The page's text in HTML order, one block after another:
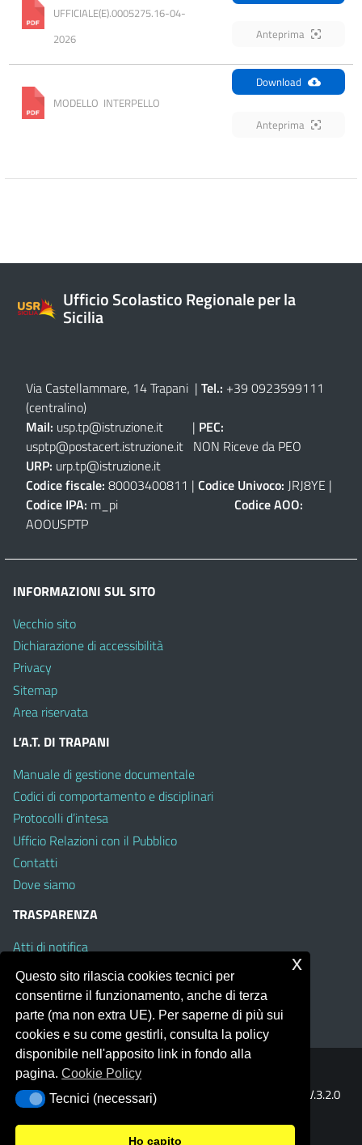
UFFICIALE(E).0005275.16-04-
2026
Anteprima
MODELLO  INTERPELLO
Download
Anteprima
Ufficio Scolastico Regionale per la
Sicilia
Via Castellammare, 14 Trapani | Tel.: +39 0923599111
(centralino)
Mail: usp.tp@istruzione.it | PEC:
usptp@postacert.istruzione.it NON Riceve da PEO
URP: urp.tp@istruzione.it
Codice fiscale: 80003400811 | Codice Univoco: JRJ8YE |
Codice IPA: m_pi Codice AOO:
AOOUSPTP
INFORMAZIONI SUL SITO
Vecchio sito
Dichiarazione di accessibilità
Privacy
Sitemap
Area riservata
L’A.T. DI TRAPANI
Manuale di gestione documentale
Codici di comportamento e disciplinari
Protocolli d’intesa
Ufficio Relazioni con il Pubblico
Contatti
Dove siamo
TRASPARENZA
Atti di notifica
Albo on line
Amministrazione Trasparente
Obiettivi di Accessibilità
Portale realizzato con la piattaforma
Template Italia configurato sul tema accessibile
V.3.2.0
(Mizar)
Questo sito rilascia cookies tecnici per
consentirne il funzionamento, anche di terza
parte (ma non extra UE). Per saperne di più sui
cookies e su come gestirli, consulta la policy
disponibile nell'apposito link in fondo alla
pagina.Cookie Policy
Tecnici (necessari)
Tecnici (necessari)
Ho capito
x